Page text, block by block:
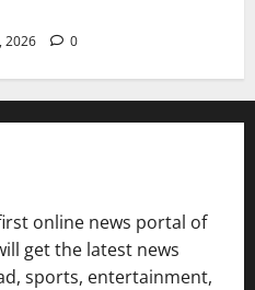
2026 0
online news portal of
get the latest news
sports, entertainment,